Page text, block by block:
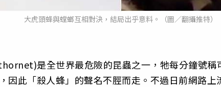
大虎頭蜂與螳螂互相對決，結局出乎意料。（圖／翻攝推特）
是全世界最危險的昆蟲之一，牠每分鐘號稱
因此「殺人蜂」的聲名不脛而走。不過日前網路